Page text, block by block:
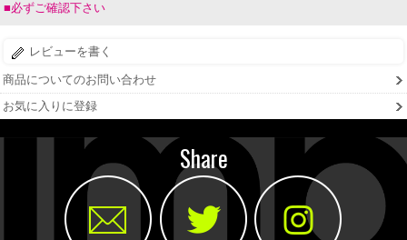
■必ずご確認下さい
レビューを書く
商品についてのお問い合わせ
お気に入りに登録
Share